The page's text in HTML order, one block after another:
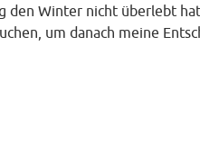
den Winter nicht überlebt
um danach meine